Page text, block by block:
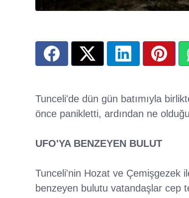
Tunceli'de dün gün batımıyla
önce panikletti, ardından ne
UFO'YA BENZEYEN BULUT
Tunceli'nin Hozat ve Çemişgezek
benzeyen bulutu vatandaşlar cep